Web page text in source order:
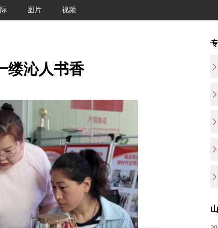
图片 视频
缕沁人书香